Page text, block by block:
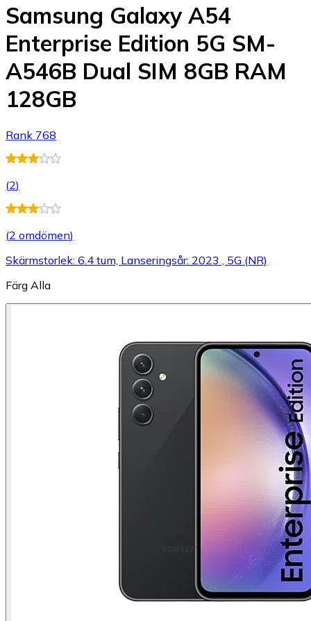
Samsung Galaxy A54
Enterprise Edition 5G SM-
A546B Dual SIM 8GB RAM
128GB
Rank 768
(2)
(2 omdömen)
Skärmstorlek: 6.4 tum, Lanseringsår: 2023 , 5G (NR)
Färg Alla